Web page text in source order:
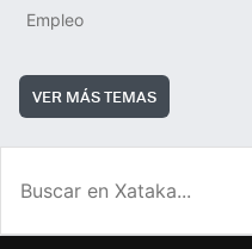
Empleo
VER MÁS TEMAS